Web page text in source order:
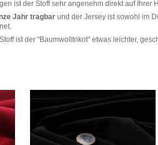
ist der Stoff sehr angenehm direkt auf Ihrer
Jahr tragbar und der Jersey ist sowohl im
ist der "Baumwolltrikot" etwas leichter,